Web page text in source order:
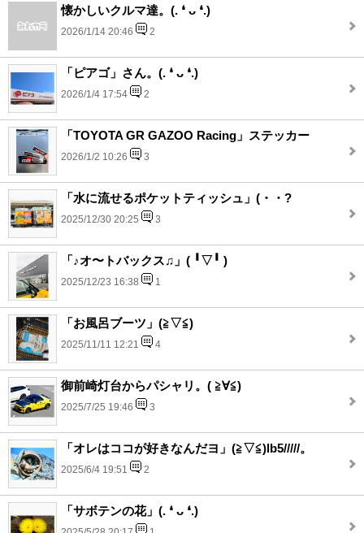
懐かしいクルマ達。(⁠.⁠ ⁠❛⁠ ⁠ᴗ⁠ ⁠❛⁠.⁠)
2026/1/14 20:46 2
「ピアゴ」さん。(⁠.⁠ ⁠❛⁠ ⁠ᴗ⁠ ⁠❛⁠.⁠)
2026/1/4 17:54 2
「TOYOTA GR GAZOO Racing」ステッカー
2026/1/2 10:26 3
「水に流せるポケットティッシュ」(・・?
2025/12/30 20:25 3
「♪オ〜トバックス♫」(⁠ ⁠╹⁠▽⁠╹⁠ ⁠)
2025/12/23 16:38 1
「お風呂ブーツ」(⁠≧⁠▽⁠≦⁠)
2025/11/11 12:21 4
御前崎灯台からパシャリ。( ≧∀≦)
2025/7/25 19:46 3
「オレはココが好きなんだヨ」(⁠≧⁠▽⁠≦⁠)lb5/////。
2025/6/4 19:51 2
「サボテンの花」(⁠.⁠ ⁠❛⁠ ⁠ᴗ⁠ ⁠❛⁠.⁠)